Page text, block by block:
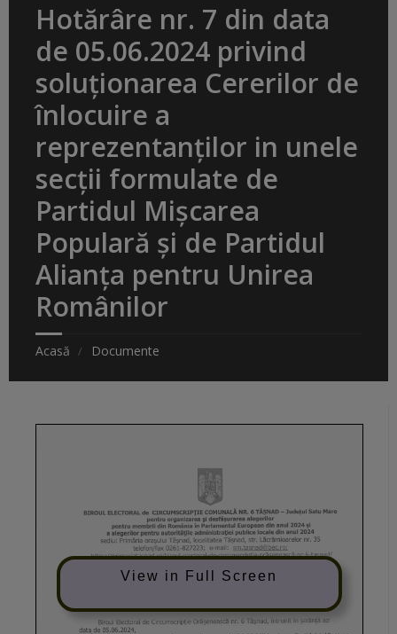
Hotărâre nr. 7 din data
de 05.06.2024 privind
soluționarea Cererilor de
înlocuire a
reprezentanților in unele
secții formulate de
Partidul Mișcarea
Populară și de Partidul
Alianța pentru Unirea
Românilor
Acasă Documente
View in Full Screen